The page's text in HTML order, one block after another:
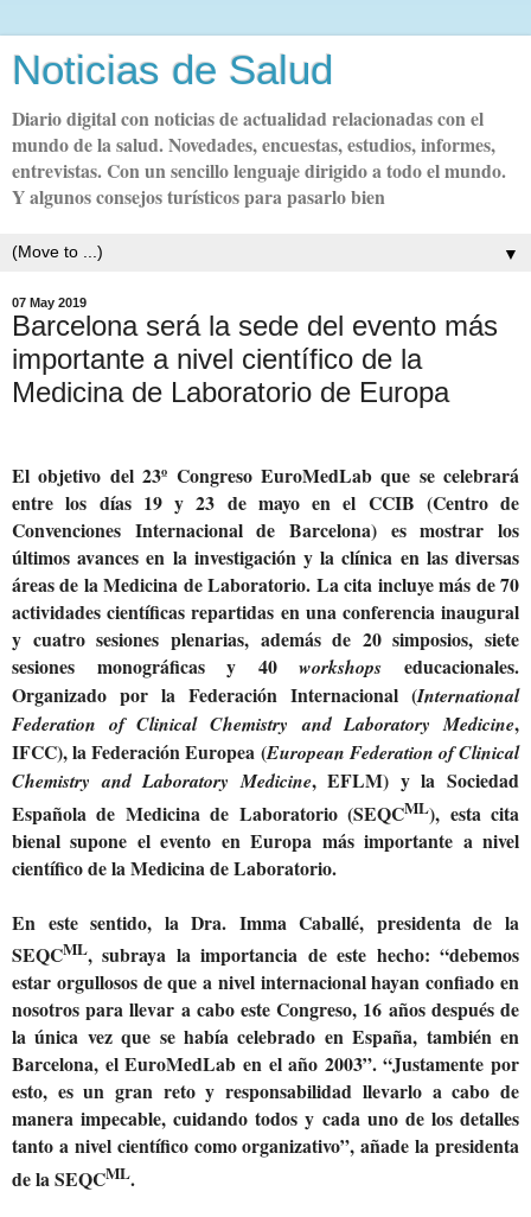
Noticias de Salud
Diario digital con noticias de actualidad relacionadas con el
mundo de la salud. Novedades, encuestas, estudios, informes,
entrevistas. Con un sencillo lenguaje dirigido a todo el mundo.
Y algunos consejos turísticos para pasarlo bien
▼
07 May 2019
Barcelona será la sede del evento más
importante a nivel científico de la
Medicina de Laboratorio de Europa
El objetivo del 23º Congreso EuroMedLab que se celebrará
entre los días 19 y 23 de mayo en el CCIB (Centro de
Convenciones Internacional de Barcelona) es mostrar los
últimos avances en la investigación y la clínica en las diversas
áreas de la Medicina de Laboratorio. La cita incluye más de 70
actividades científicas repartidas en una conferencia inaugural
y cuatro sesiones plenarias, además de 20 simposios, siete
sesiones monográficas y 40workshops educacionales.
Organizado por la Federación Internacional (International
Federation of Clinical Chemistry and Laboratory Medicine,
IFCC), la Federación Europea (European Federation of Clinical
Chemistry and Laboratory Medicine, EFLM) y la Sociedad
Española de Medicina de Laboratorio (SEQCML), esta cita
bienal supone el evento en Europa más importante a nivel
científico de la Medicina de Laboratorio.
En este sentido, la Dra. Imma Caballé, presidenta de la
SEQCML, subraya la importancia de este hecho: “debemos
estar orgullosos de que a nivel internacional hayan confiado en
nosotros para llevar a cabo este Congreso, 16 años después de
la única vez que se había celebrado en España, también en
Barcelona, el EuroMedLab en el año 2003”. “Justamente por
esto, es un gran reto y responsabilidad llevarlo a cabo de
manera impecable, cuidando todos y cada uno de los detalles
tanto a nivel científico como organizativo”, añade la presidenta
de la SEQCML.